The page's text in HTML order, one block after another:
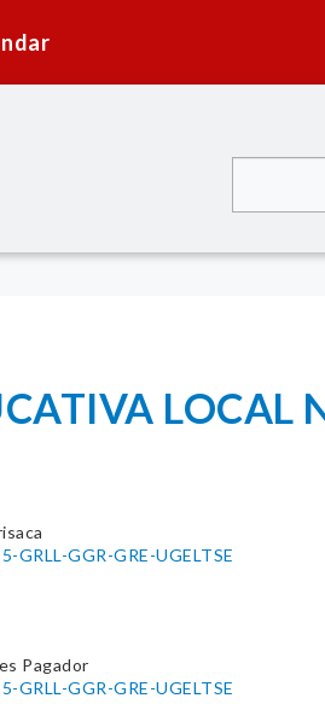
LOCAL
GRLL-GGR-GRE-UGELTSE
Pagador
GRLL-GGR-GRE-UGELTSE